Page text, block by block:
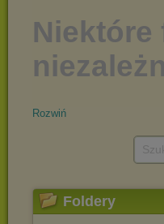
Rozwiń
Foldery